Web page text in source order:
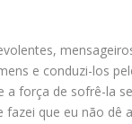
e conduzi-los
a força de sofrê-la
que eu não dê